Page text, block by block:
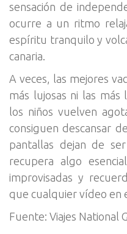
sensación de
ocurre a un ritmo
espíritu tranquilo y
canaria.
A veces, las mejores
más lujosas ni las más
los niños vuelven
consiguen descansar
pantallas dejan de
recupera algo
improvisadas y
que cualquier vídeo en
Fuente: Viajes National